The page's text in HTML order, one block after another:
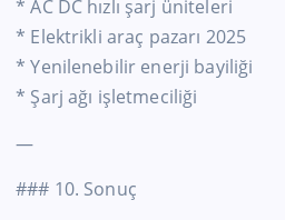
* AC DC hızlı şarj üniteleri
* Elektrikli araç pazarı 2025
* Yenilenebilir enerji bayiliği
* Şarj ağı işletmeciliği
—
### 10. Sonuç